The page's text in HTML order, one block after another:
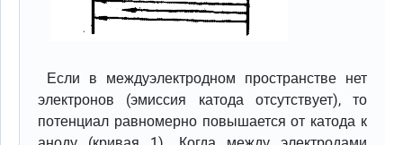
Если в междуэлектродном пространстве нет
электронов (эмиссия катода отсутствует), то
потенциал равномерно повышается от катода к